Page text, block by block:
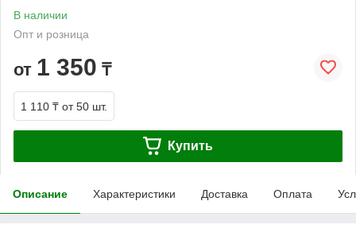
В наличии
Опт и розница
от 1 350 ₸
1 110 ₸ от 50 шт.
Купить
Описание Характеристики Доставка Оплата